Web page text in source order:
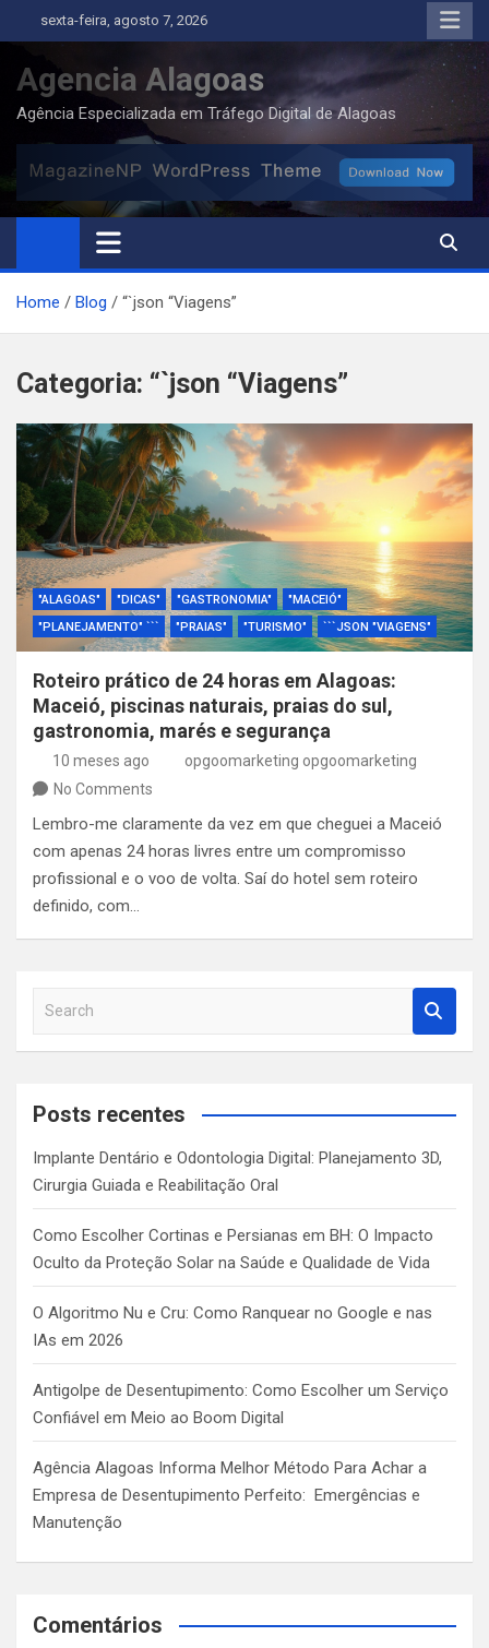
to
content
sexta-feira, agosto 7, 2026
Agencia Alagoas
Agência Especializada em Tráfego Digital de Alagoas
Home Blog “`json “Viagens”
Categoria: “`json “Viagens”
"ALAGOAS" "DICAS" "GASTRONOMIA"
"MACEIÓ"
"PLANEJAMENTO" ```
"PRAIAS" "TURISMO" ```JSON "VIAGENS"
Roteiro prático de 24 horas em Alagoas:
Maceió, piscinas naturais, praias do sul,
gastronomia, marés e segurança
10 meses ago
opgoomarketing opgoomarketing
No Comments
Lembro-me claramente da vez em que cheguei a Maceió
com apenas 24 horas livres entre um compromisso
profissional e o voo de volta. Saí do hotel sem roteiro
definido, com…
a
c
Posts recentes
Implante Dentário e Odontologia Digital: Planejamento 3D,
Cirurgia Guiada e Reabilitação Oral
Como Escolher Cortinas e Persianas em BH: O Impacto
Oculto da Proteção Solar na Saúde e Qualidade de Vida
O Algoritmo Nu e Cru: Como Ranquear no Google e nas
IAs em 2026
Antigolpe de Desentupimento: Como Escolher um Serviço
Confiável em Meio ao Boom Digital
Agência Alagoas Informa Melhor Método Para Achar a
Empresa de Desentupimento Perfeito: Emergências e
Manutenção
Comentários